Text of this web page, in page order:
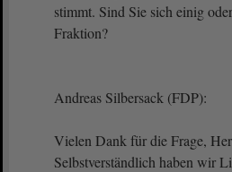
stimmt. Sind Sie sich einig
Fraktion?
Andreas Silbersack (FDP):
Vielen Dank für die Frage,
Selbstverständlich haben wir